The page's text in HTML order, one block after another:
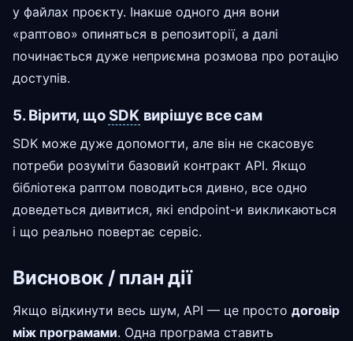
у файлах проєкту. Інакше одного дня вони
«раптово» опиняться в репозиторії, а далі
починається дуже неприємна розмова про ротацію
доступів.
5. Вірити, що SDK вирішує все сам
SDK може дуже допомогти, але він не скасовує
потреби розуміти базовий контракт API. Якщо
бібліотека раптом поводиться дивно, все одно
доведеться дивитися, які endpoint-и викликаються
і що реально повертає сервіс.
Висновок / план дії
Якщо відкинути весь шум, API — це просто договір
між програмами. Одна програма ставить